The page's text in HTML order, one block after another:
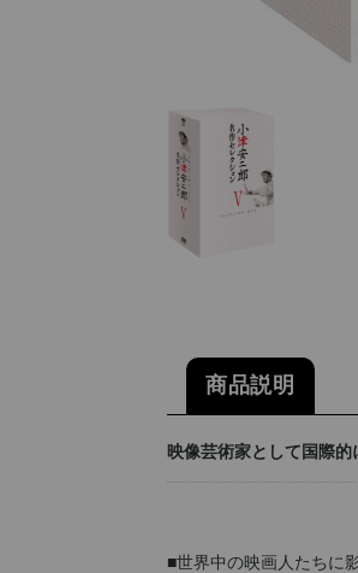
商品説明
映像芸術家として国際
■世界中の映画人たちに